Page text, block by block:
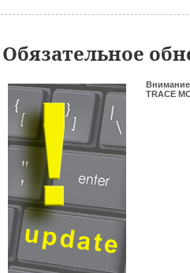
Обязательное
TRACE